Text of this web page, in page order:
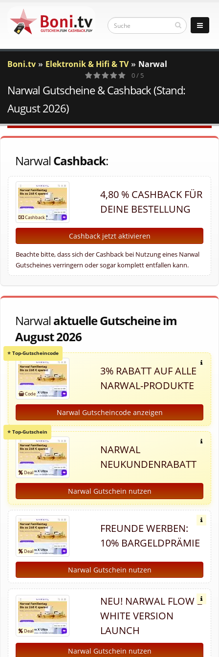
Boni.tv Elektronik & Hifi & TV Narwal
0
Votes
0 / 5
Narwal Gutscheine & Cashback (Stand:
August 2026)
Narwal Cashback:
4,80 % CASHBACK FÜR
DEINE BESTELLUNG
Cashback jetzt aktivieren
Beachte bitte, dass sich der Cashback bei Nutzung eines Narwal
Gutscheines verringern oder sogar komplett entfallen kann.
Narwal aktuelle Gutscheine im
August 2026
3% RABATT AUF ALLE
NARWAL-PRODUKTE
Narwal Gutscheincode anzeigen
NARWAL
NEUKUNDENRABATT
Narwal Gutschein nutzen
FREUNDE WERBEN:
10% BARGELDPRÄMIE
Narwal Gutschein nutzen
NEU! NARWAL FLOW 2
WHITE VERSION
LAUNCH
Narwal Gutschein nutzen